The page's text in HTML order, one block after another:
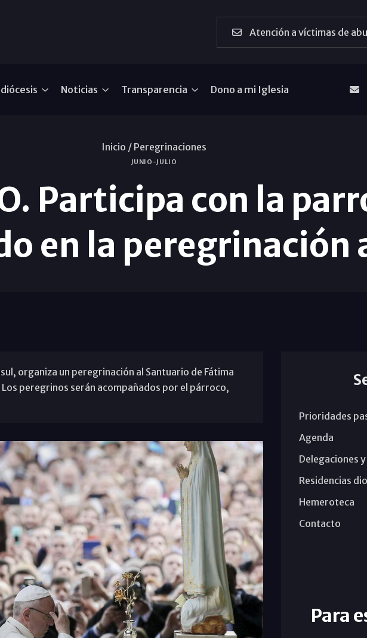
Atención a víctimas de
Noticias Transparencia Dono a mi Iglesia
Inicio / Peregrinaciones
JUNIO-JULIO
Participa con la
en la peregrinación
organiza un peregrinación al Santuario de Fátima
peregrinos serán acompañados por el párroco,
Prioridades
Agenda
Delegaciones
Residencias
Hemeroteca
Contacto
Para